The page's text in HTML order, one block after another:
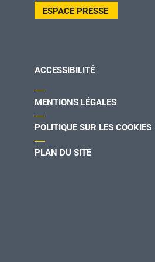
ESPACE PRESSE
ACCESSIBILITÉ
MENTIONS LÉGALES
POLITIQUE SUR LES COOKIES
PLAN DU SITE